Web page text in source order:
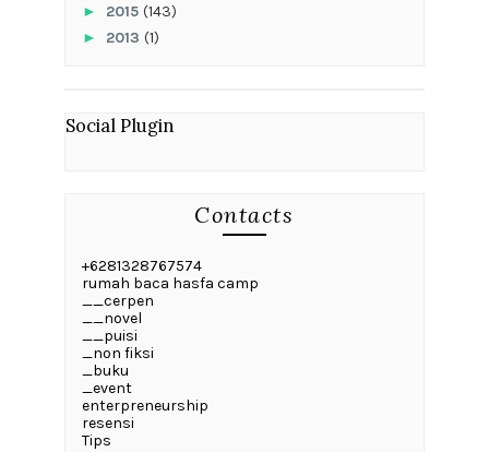
► 2015 (143)
► 2013 (1)
Social Plugin
Contacts
+6281328767574
rumah baca hasfa camp
__cerpen
__novel
__puisi
_non fiksi
_buku
_event
enterpreneurship
resensi
Tips